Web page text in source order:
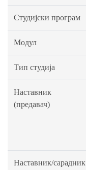
Студијски програм
Модул
Тип студија
Наставник
(предавач)
Наставник/сарадник